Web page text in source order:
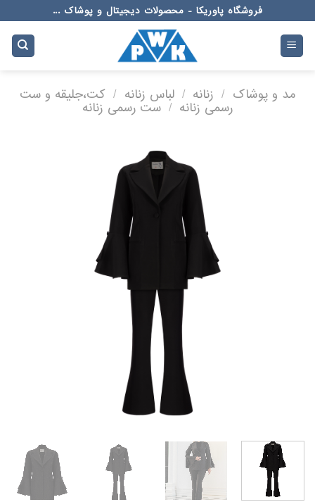
to
content
فروشگاه پاوریکا - محصولات دیجیتال و پوشاک ...
مد و پوشاک / زنانه / لباس زنانه / کت،جلیقه و ست
رسمی زنانه / ست رسمی زنانه